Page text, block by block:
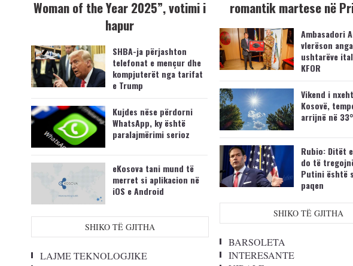
Woman of the Year 2025”, votimi i
hapur
SHBA-ja përjashton
telefonat e mençur dhe
kompjuterët nga tarifat
e Trump
Kujdes nëse përdorni
WhatsApp, ky është
paralajmërimi serioz
eKosova tani mund të
merret si aplikacion në
iOS e Android
SHIKO TË GJITHA
LAJME TEKNOLOGJIKE
romantik martese në
Ambasadori
vlerëson
ushtarëve
KFOR
Vikend i
Kosovë,
arrijnë në
Rubio: Ditët
do të
Putini është
paqen
SHIKO TË GJITHA
BARSOLETA
INTERESANTE